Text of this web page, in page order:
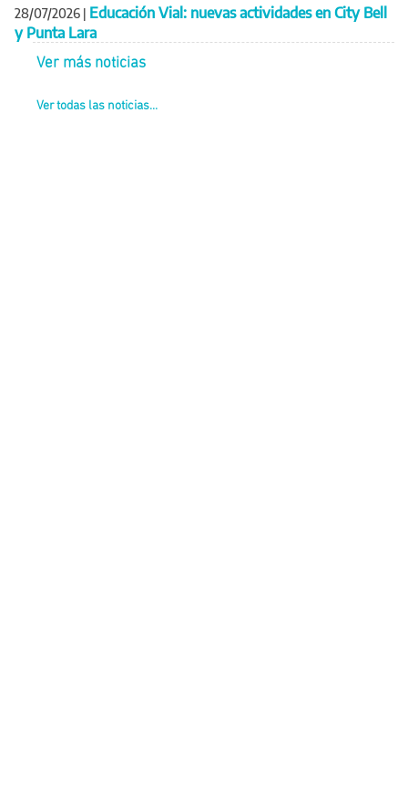
28/07/2026 | Educación Vial: nuevas actividades en City Bell
y Punta Lara
Ver más noticias
Ver todas las noticias...